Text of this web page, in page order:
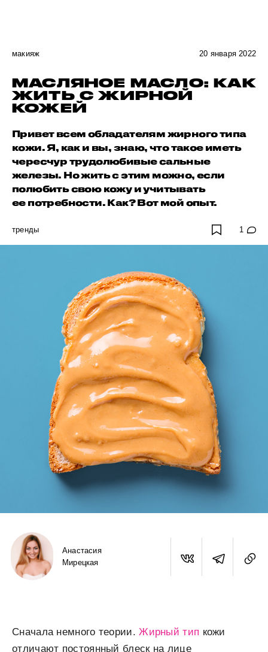
макияж 20 января 2022
МАСЛЯНОЕ МАСЛО: КАК
ЖИТЬ С ЖИРНОЙ
КОЖЕЙ
Привет всем обладателям жирного типа
кожи. Я, как и вы, знаю, что такое иметь
чересчур трудолюбивые сальные
железы. Но жить с этим можно, если
полюбить свою кожу и учитывать
ее потребности. Как? Вот мой опыт.
тренды 1
Анастасия
Мирецкая
Сначала немного теории.Жирный тип кожи
отличают постоянный блеск на лице